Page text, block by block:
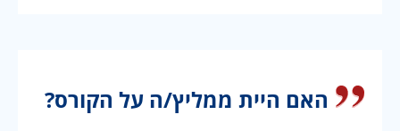
האם היית ממליץ/ה על הקורס?